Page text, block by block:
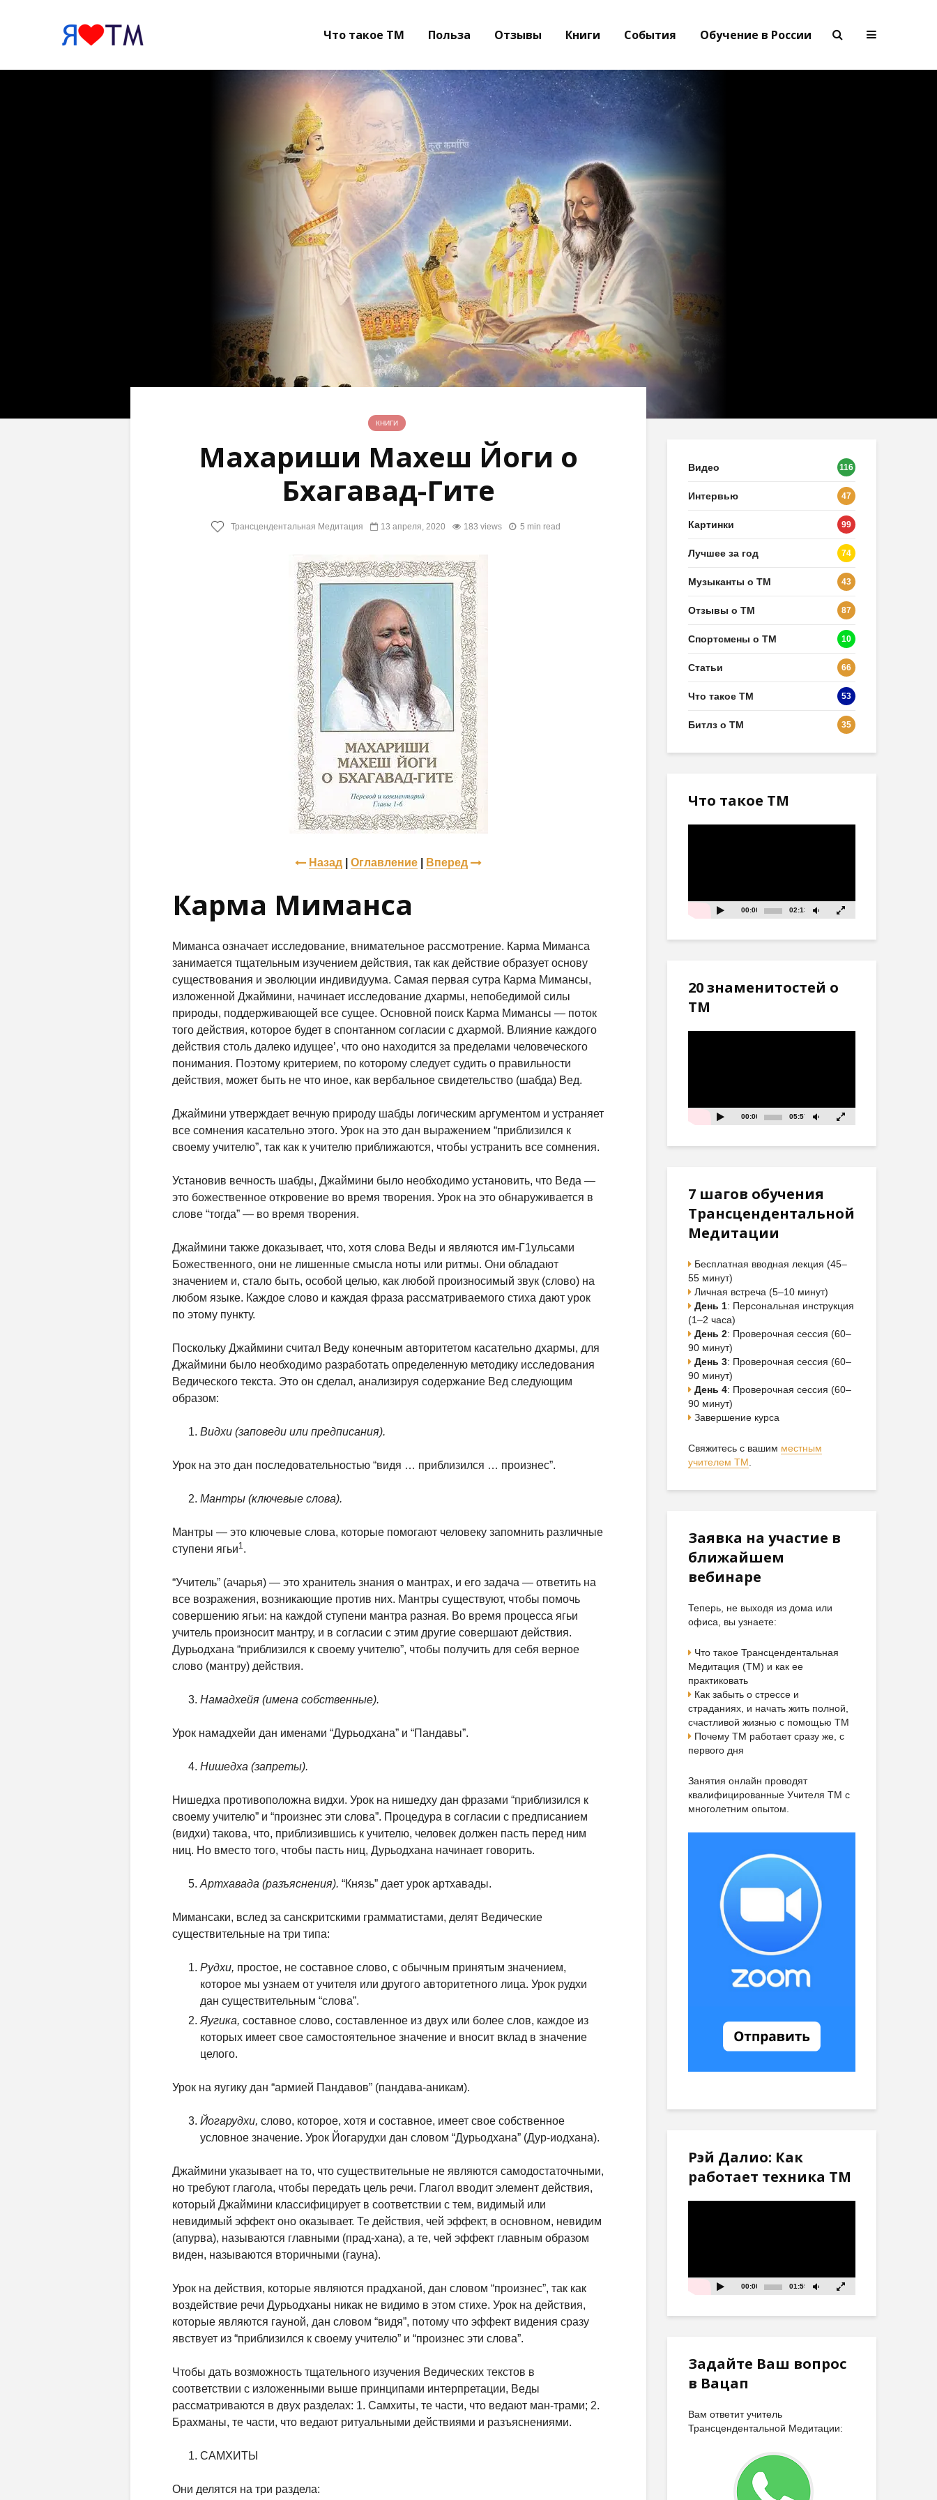
Что такое ТМ Польза Отзывы Книги События Обучение в России
КНИГИ
Махариши Махеш Йоги о
Бхагавад-Гите
Трансцендентальная Медитация 13 апреля, 2020 183 views 5 min read
Назад Оглавление Вперед
Карма Миманса
Миманса означает исследование, внимательное рассмотрение. Карма Миманса
занимается тщательным изучением действия, так как действие образует основу
существования и эволюции индивидуума. Самая первая сутра Карма Мимансы,
изложенной Джаймини, начинает исследование дхармы, непобедимой силы
природы, поддерживающей все сущее. Ос­новной поиск Карма Мимансы — поток
того действия, которое будет в спонтанном согласии с дхармой. Влияние каждого
действия столь далеко идущее’, что оно находится за пределами человеческого
понимания. По­этому критерием, по которому следует судить о правильности
действия, может быть не что иное, как вербальное свидетельство (шабда) Вед.
Джаймини утверждает вечную природу шабды логическим аргументом и устраняет
все сомнения касательно этого. Урок на это дан выражением “приблизился к
своему учителю”, так как к учителю приближаются, чтобы устранить все сомнения.
Установив вечность шабды, Джаймини было необходимо установить, что Веда —
это божественное откровение во время творения. Урок на это обнаруживается в
слове “тогда” — во время творения.
Джаймини также доказывает, что, хотя слова Веды и являются им-Г1ульсами
Божественного, они не лишенные смысла ноты или ритмы. Они обладают
значением и, стало быть, особой целью, как любой произно­симый звук (слово) на
любом языке. Каждое слово и каждая фраза рассматриваемого стиха дают урок
по этому пункту.
Поскольку Джаймини считал Веду конечным авторитетом касательно дхармы, для
Джаймини было необходимо разработать определенную ме­тодику исследования
Ведического текста. Это он сделал, анализируя со­держание Вед следующим
образом:
Видхи (заповеди или предписания).
Урок на это дан последовательностью “видя … приблизился … про­изнес”.
Мантры (ключевые слова).
Мантры — это ключевые слова, которые помогают человеку запомнить различные
ступени ягьи1 .
“Учитель” (ачарья) — это хранитель знания о мантрах, и его задача — ответить на
все возражения, возникающие против них. Мантры сущест­вуют, чтобы помочь
совершению ягьи: на каждой ступени мантра разная. Во время процесса ягьи
учитель произносит мантру, и в согласии с этим другие совершают действия.
Дурьодхана “приблизился к своему учителю”, чтобы получить для себя верное
слово (мантру) действия.
Намадхейя (имена собственные).
Урок намадхейи дан именами “Дурьодхана” и “Пандавы”.
Нишедха (запреты).
Нишедха противоположна видхи. Урок на нишедху дан фразами “при­близился к
своему учителю” и “произнес эти слова”. Процедура в согласии с предписанием
(видхи) такова, что, приблизившись к учителю, человек должен пасть перед ним
ниц. Но вместо того, чтобы пасть ниц, Дурьодхана начинает говорить.
Артхавада (разъяснения). “Князь” дает урок артхавады.
Мимансаки, вслед за санскритскими грамматистами, делят Ведические
существительные на три типа:
Рудхи, простое, не составное слово, с обычным принятым значе­нием,
которое мы узнаем от учителя или другого авторитетного лица. Урок рудхи
дан существительным “слова”.
Яугика, составное слово, составленное из двух или более слов, каждое из
которых имеет свое самостоятельное значение и вносит вклад в значение
целого.
Урок на яугику дан “армией Пандавов” (пандава-аникам).
Йогарудхи, слово, которое, хотя и составное, имеет свое собственное
условное значение. Урок Йогарудхи дан словом “Дурьодхана” (Дур-иодхана).
Джаймини указывает на то, что существительные не являются само­достаточными,
но требуют глагола, чтобы передать цель речи. Глагол вводит элемент действия,
который Джаймини классифицирует в соответ­ствии с тем, видимый или
невидимый эффект оно оказывает. Те действия, чей эффект, в основном, невидим
(апурва), называются главными (прад-хана), а те, чей эффект главным образом
виден, называются вторичными (гауна).
Урок на действия, которые являются прадханой, дан словом “произ­нес”, так как
воздействие речи Дурьодханы никак не видимо в этом стихе. Урок на действия,
которые являются гауной, дан словом “видя”, потому что эффект видения сразу
явствует из “приблизился к своему учителю” и “произнес эти слова”.
Чтобы дать возможность тщательного изучения Ведических текстов в
соответствии с изложенными выше принципами интерпретации, Веды
рассматриваются в двух разделах: 1. Самхиты, те части, что ведают ман-трами; 2.
Брахманы, те части, что ведают ритуальными действиями и разъяснениями.
САМХИТЫ
Они делятся на три раздела:
Видео 116
Интервью 47
Картинки 99
Лучшее за год 74
Музыканты о ТМ 43
Отзывы о ТМ 87
Спортсмены о ТМ 10
Статьи 66
Что такое ТМ 53
Битлз о ТМ 35
Что такое ТМ
00:00 02:13
20 знаменитостей о
ТМ
00:00 05:57
7 шагов обучения
Трансцендентальной
Медитации
Бесплатная вводная лекция (45–
55 минут)
Личная встреча (5–10 минут)
День 1: Персональная инструкция
(1–2 часа)
День 2: Проверочная сессия (60–
90 минут)
День 3: Проверочная сессия (60–
90 минут)
День 4: Проверочная сессия (60–
90 минут)
Завершение курса
Свяжитесь с вашим местным
учителем ТМ
Заявка на участие в
ближайшем
вебинаре
Теперь, не выходя из дома или
офиса, вы узнаете:
Что такое Трансцендентальная
Медитация (ТМ) и как ее
практиковать
Как забыть о стрессе и
страданиях, и начать жить полной,
счастливой жизнью с помощью ТМ
Почему ТМ работает сразу же, с
первого дня
Занятия онлайн проводят
квалифицированные Учителя ТМ с
многолетним опытом.
Рэй Далио: Как
работает техника ТМ
00:00 01:59
Задайте Ваш вопрос
в Вацап
Вам ответит учитель
Трансцендентальной Медитации: